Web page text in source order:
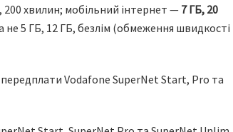
200 хвилин; мобільний інтернет — 7 ГБ, 20
не 5 ГБ, 12 ГБ, безлім (обмеження швидкості